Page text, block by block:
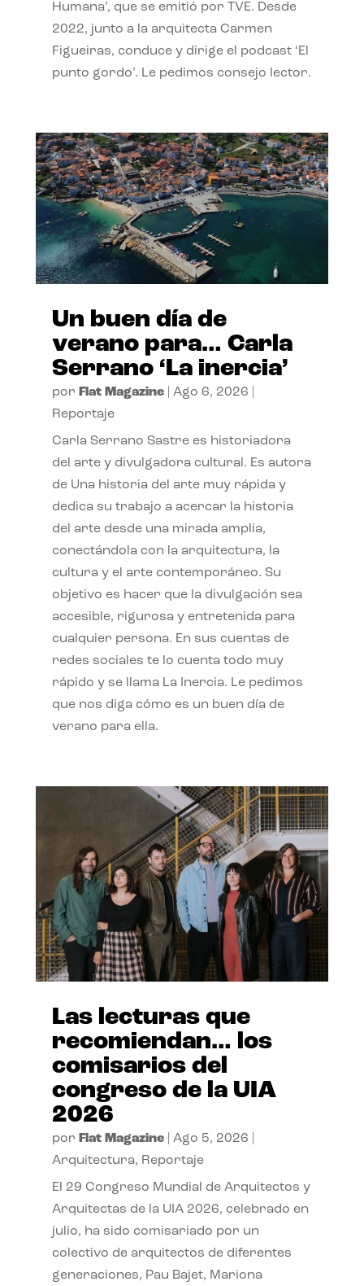
Humana’, que se emitió por TVE. Desde
2022, junto a la arquitecta Carmen
Figueiras, conduce y dirige el podcast ‘El
punto gordo’. Le pedimos consejo lector.
Un buen día de
verano para… Carla
Serrano ‘La inercia’
por Flat Magazine| Ago 6, 2026
Reportaje
Carla Serrano Sastre es historiadora
del arte y divulgadora cultural. Es autora
de Una historia del arte muy rápida y
dedica su trabajo a acercar la historia
del arte desde una mirada amplia,
conectándola con la arquitectura, la
cultura y el arte contemporáneo. Su
objetivo es hacer que la divulgación sea
accesible, rigurosa y entretenida para
cualquier persona. En sus cuentas de
redes sociales te lo cuenta todo muy
rápido y se llama La Inercia. Le pedimos
que nos diga cómo es un buen día de
verano para ella.
Las lecturas que
recomiendan… los
comisarios del
congreso de la UIA
2026
por Flat Magazine| Ago 5, 2026
Arquitectura, Reportaje
El 29 Congreso Mundial de Arquitectos y
Arquitectas de la UIA 2026, celebrado en
julio, ha sido comisariado por un
colectivo de arquitectos de diferentes
generaciones, Pau Bajet, Mariona